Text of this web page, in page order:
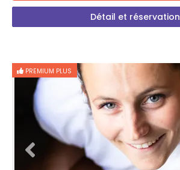
Détail et réservation
PREMIUM PLUS